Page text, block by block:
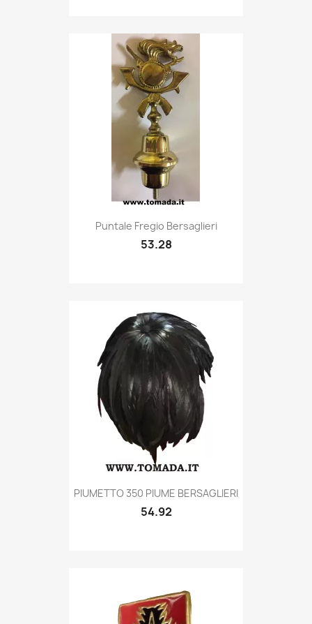
 Quick view
Puntale Fregio Bersaglieri
53.28
Quick view
PIUMETTO 350 PIUME BERSAGLIERI
54.92